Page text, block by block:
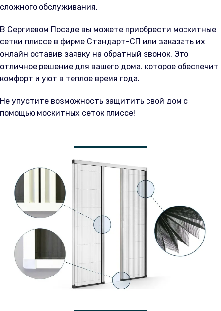
сложного обслуживания.
В Сергиевом Посаде вы можете приобрести москитные
сетки плиссе в фирме Стандарт-СП или заказать их
онлайн оставив заявку на обратный звонок. Это
отличное решение для вашего дома, которое обеспечит
комфорт и уют в теплое время года.
Не упустите возможность защитить свой дом с
помощью москитных сеток плиссе!